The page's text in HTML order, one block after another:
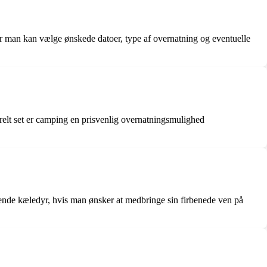
kan vælge ønskede datoer, type af overnatning og eventuelle
set er camping en prisvenlig overnatningsmulighed
kæledyr, hvis man ønsker at medbringe sin firbenede ven på